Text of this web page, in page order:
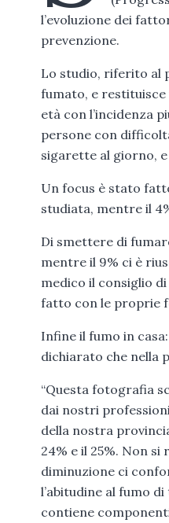
l’evoluzione dei
prevenzione.
Lo studio, riferito al
fumato, e
età con l’incidenza
persone con
sigarette al giorno,
Un focus è stato
studiata, mentre il
Di smettere di
mentre il 9% ci è
medico il consiglio
fatto con le proprie
Infine il fumo in
dichiarato che nella
“Questa fotografia
dai nostri
della nostra
24% e il 25%. Non
diminuzione ci
l’abitudine al fumo
contiene